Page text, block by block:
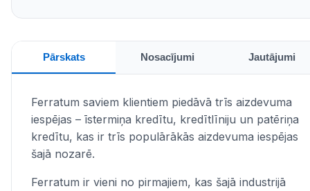
Pārskats Nosacījumi Jautājumi
Ferratum saviem klientiem piedāvā trīs aizdevuma
iespējas – īstermiņa kredītu, kredītlīniju un patēriņa
kredītu, kas ir trīs populārākās aizdevuma iespējas
šajā nozarē.
Ferratum ir vieni no pirmajiem, kas šajā industrijā